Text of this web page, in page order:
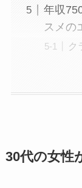
年収
スメの
ク
30代の女性